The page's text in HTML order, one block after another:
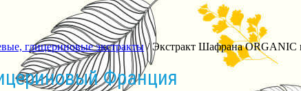
глицериновые экстракты/ Экстракт Шафрана ORGANIC
Франция